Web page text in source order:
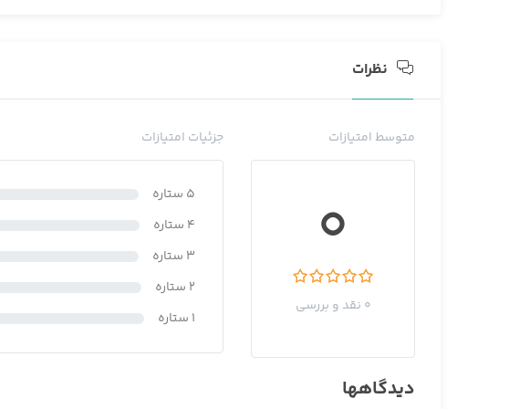
نظرات
متوسط امتیازات
0
0 نقد و بررسی
جزئیات امتیازات
5 ستاره
4 ستاره
3 ستاره
2 ستاره
1 ستاره
دیدگاهها